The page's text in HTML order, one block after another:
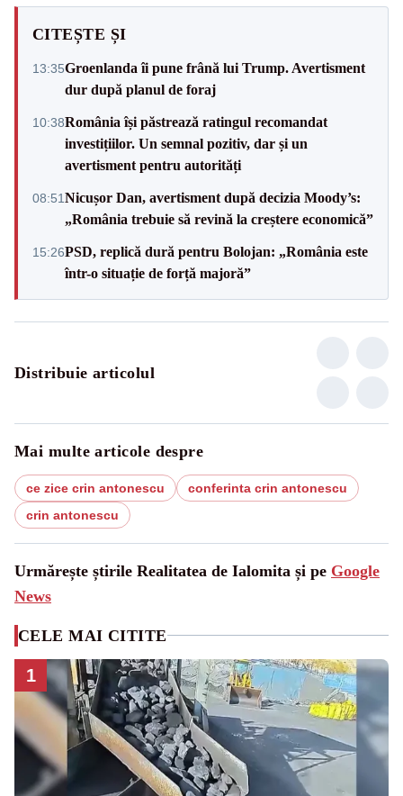
CITEȘTE ȘI
13:35Groenlanda îi pune frână lui Trump. Avertisment
dur după planul de foraj
10:38România își păstrează ratingul recomandat
investițiilor. Un semnal pozitiv, dar și un
avertisment pentru autorități
08:51Nicușor Dan, avertisment după decizia Moody’s:
„România trebuie să revină la creștere economică”
15:26PSD, replică dură pentru Bolojan: „România este
într-o situație de forță majoră”
Distribuie articolul
Mai multe articole despre
ce zice crin antonescu
conferinta crin antonescu
crin antonescu
Urmărește știrile Realitatea de Ialomita și pe Google
News
CELE MAI CITITE
1